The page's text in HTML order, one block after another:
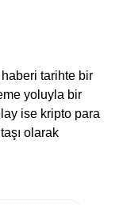
tarihte bir
yoluyla bir
ise kripto para
olarak